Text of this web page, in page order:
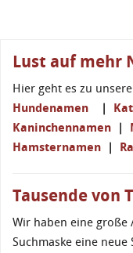
Lust auf mehr
Hier geht es zu
Hundenamen |
Kaninchennamen |
Hamsternamen |
Tausende von
Wir haben eine große
Suchmaske eine